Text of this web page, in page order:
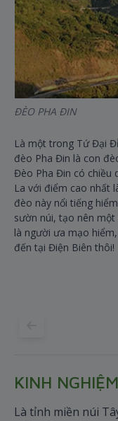
ĐÈO PHA ĐIN
Là một trong Tứ Đại
đèo Pha Đin là con
Đèo Pha Đin có chiều
La với điểm cao nhất
đèo này nổi tiếng
sườn núi, tạo nên
là người ưa mạo
đến tại Điện Biên thôi!
KINH
Là tỉnh miền núi